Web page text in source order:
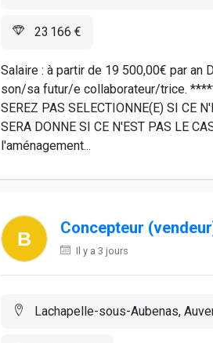
23 166 €
Salaire : à partir de 19 500,00€ par an
son/sa futur/e collaborateur/trice.
SEREZ PAS SELECTIONNE(E) SI CE
SERA DONNE SI CE N'EST PAS LE
l'aménagement...
Concepteur
Il y a 3 jours
Lachapelle-sous-Aubenas,